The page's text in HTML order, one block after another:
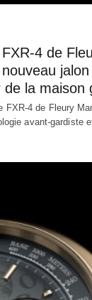
4 de
de la maison
FXR-4 de Fleury
avant-gardiste